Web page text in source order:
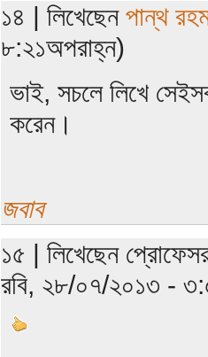
১৪ | লিখেছেন পান্থ
৮:২১অপরাহ্ন)
ভাই, সচলে লিখে
করেন।
জবাব
১৫ | লিখেছেন
রবি, ২৮/০৭/২০১৩ -